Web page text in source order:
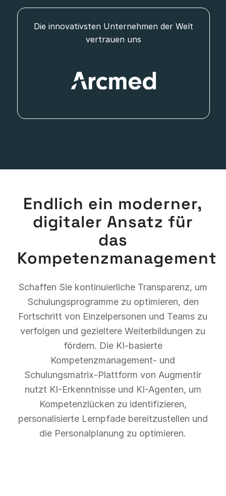
Die innovativsten Unternehmen der Welt
vertrauen uns
Endlich ein moderner,
digitaler Ansatz für
das
Kompetenzmanagement
Schaffen Sie kontinuierliche Transparenz, um
Schulungsprogramme zu optimieren, den
Fortschritt von Einzelpersonen und Teams zu
verfolgen und gezieltere Weiterbildungen zu
fördern. Die KI-basierte
Kompetenzmanagement- und
Schulungsmatrix-Plattform von Augmentir
nutzt KI-Erkenntnisse und KI-Agenten, um
Kompetenzlücken zu identifizieren,
personalisierte Lernpfade bereitzustellen und
die Personalplanung zu optimieren.